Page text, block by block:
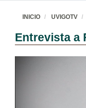
INICIO UVIGOTV
Entrevista a